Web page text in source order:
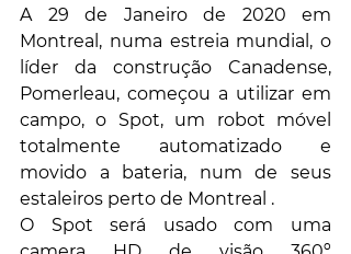
A 29 de Janeiro de 2020 em
Montreal, numa estreia mundial, o
líder da construção Canadense,
Pomerleau, começou a utilizar em
campo, o Spot, um robot móvel
totalmente automatizado e
movido a bateria, num de seus
estaleiros perto de Montreal .
O Spot será usado com uma